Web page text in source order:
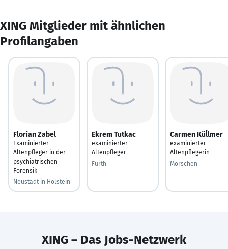
XING Mitglieder mit ähnlichen
Profilangaben
Florian Zabel
Examinierter
Altenpfleger in der
psychiatrischen
Forensik
Neustadt in Holstein
Ekrem Tutkac
examinierter
Altenpfleger
Fürth
Carmen Küĺlmer
examinierter
Altenpflegerin
Morschen
XING – Das Jobs-Netzwerk